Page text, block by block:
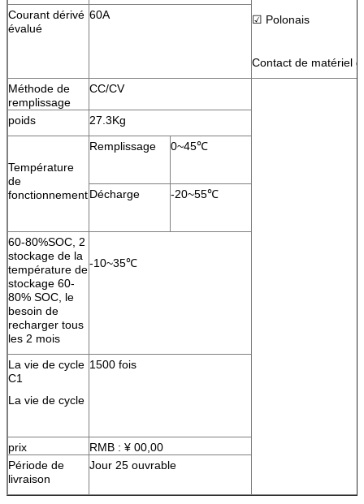
☑ Polonais
Contact de matériel
Courant dérivé
évalué
60A
Méthode de
remplissage
CC/CV
poids 27.3Kg
Température
de
fonctionnement
Remplissage 0~45℃
Décharge -20~55℃
60-80%SOC, 2
stockage de la
température de
stockage 60-
80% SOC, le
besoin de
recharger tous
les 2 mois
-10~35℃
La vie de cycle
C1
La vie de cycle
1500 fois
prix
RMB : ¥ 00,00
Période de
livraison
Jour 25 ouvrable